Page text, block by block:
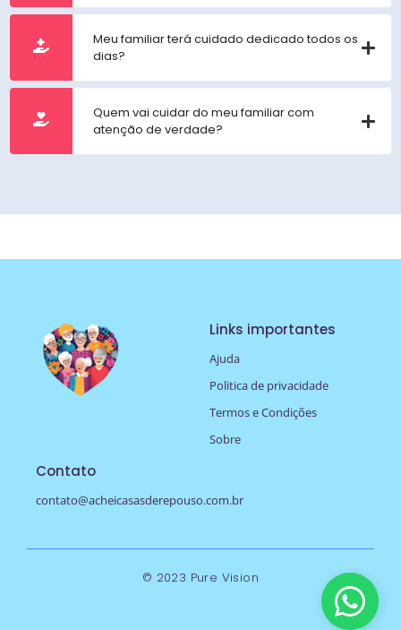
Meu familiar terá cuidado dedicado todos os
dias?
Quem vai cuidar do meu familiar com
atenção de verdade?
Links importantes
Ajuda
Politica de privacidade
Termos e Condições
Sobre
Contato
contato@acheicasasderepouso.com.br
© 2023 Pure Vision